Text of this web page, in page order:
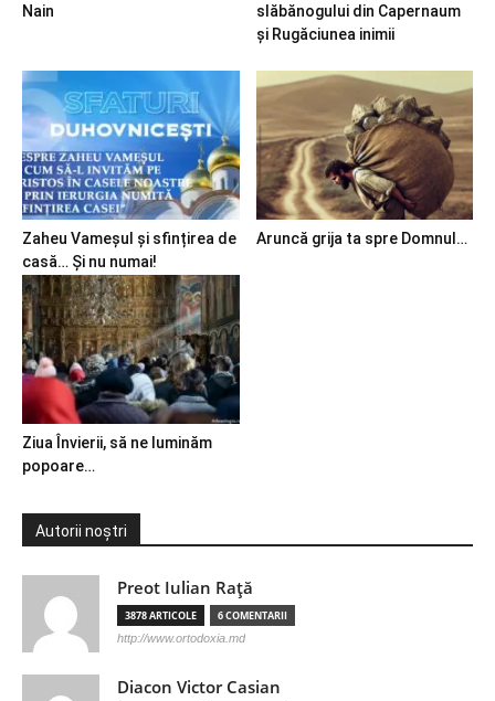
Nain
slăbănogului din Capernaum
și Rugăciunea inimii
Zaheu Vameșul și sfințirea de
casă… Și nu numai!
Aruncă grija ta spre Domnul…
Ziua Învierii, să ne luminăm
popoare…
Autorii noștri
Preot Iulian Raţă
3878 ARTICOLE 6 COMENTARII
http://www.ortodoxia.md
Diacon Victor Casian